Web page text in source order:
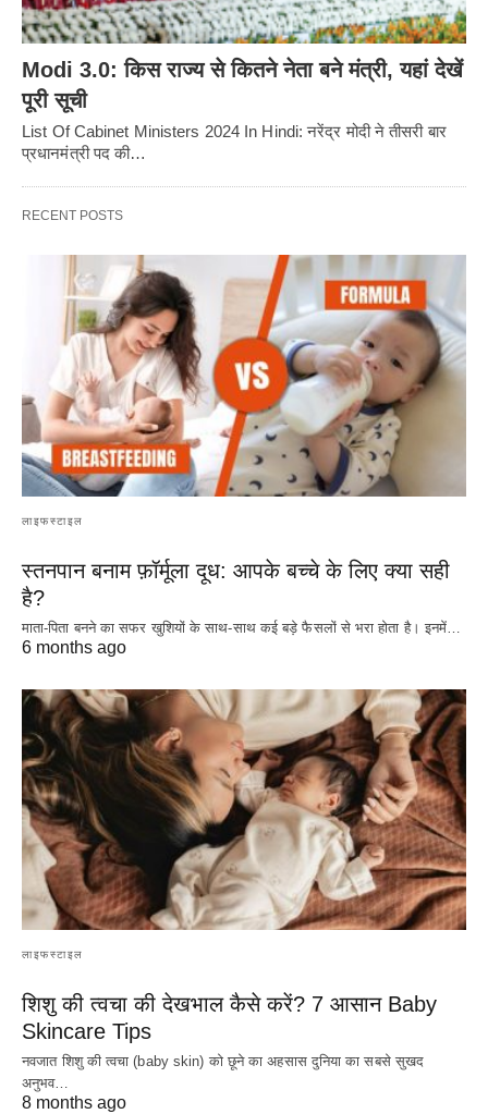
Modi 3.0: किस राज्य से कितने नेता बने मंत्री, यहां देखें
पूरी सूची
List Of Cabinet Ministers 2024 In Hindi: नरेंद्र मोदी ने तीसरी बार
प्रधानमंत्री पद की…
RECENT POSTS
लाइफस्टाइल
स्तनपान बनाम फ़ॉर्मूला दूध: आपके बच्चे के लिए क्या सही
है?
माता-पिता बनने का सफर खुशियों के साथ-साथ कई बड़े फैसलों से भरा होता है। इनमें…
6 months ago
लाइफस्टाइल
शिशु की त्वचा की देखभाल कैसे करें? 7 आसान Baby
Skincare Tips
नवजात शिशु की त्वचा (baby skin) को छूने का अहसास दुनिया का सबसे सुखद
अनुभव…
8 months ago